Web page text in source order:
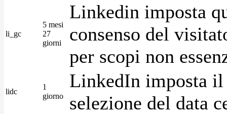
li_gc
5 mesi
27
giorni
Linkedin imposta
consenso del
per scopi non
lidc
1
giorno
LinkedIn imposta
selezione del data